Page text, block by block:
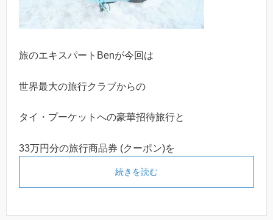
旅のエキスパートBenが今回は
世界最大の旅行クラブからの
タイ・プーケットへの豪華招待旅行と
33万円分の旅行商品券 (クーポン)を
続きを読む